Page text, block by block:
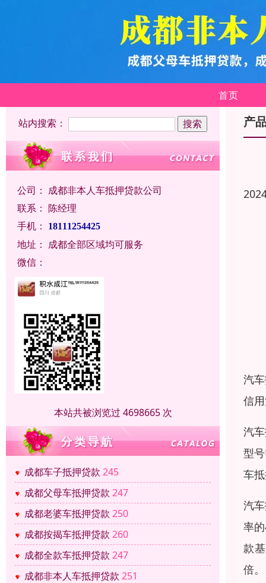
首页
站内搜索：
公司： 成都非本人车抵押贷款公司
联系： 陈经理
手机：
18111254425
地址： 成都全部区域均可服务
微信：
本站共被浏览过 4698665 次
成都车子抵押贷款 245
成都父母车抵押贷款 247
成都老婆车抵押贷款 250
成都按揭车抵押贷款 260
成都全款车抵押贷款 247
成都非本人车抵押贷款 251
产
汽
信
汽
型
车
汽
率
款
倍。